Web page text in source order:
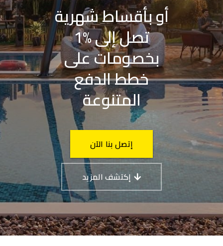
أو بأقساط شهرية
تصل إلى %1
بخصومات على
خطط الدفع
المتنوعة
إتصل بنا الآن
إكتشف المزيد